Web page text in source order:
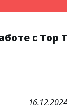
с Top T
16.12.2024